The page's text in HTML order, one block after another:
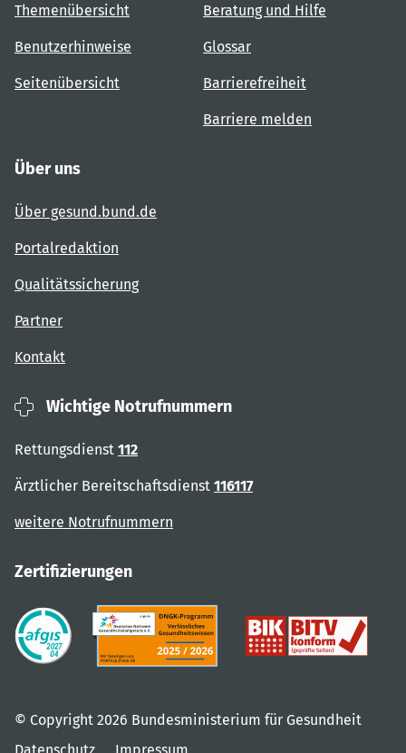
Themenübersicht
Benutzerhinweise
Seitenübersicht
Beratung und Hilfe
Glossar
Barrierefreiheit
Barriere melden
Über uns
Über gesund.bund.de
Portalredaktion
Qualitätssicherung
Partner
Kontakt
Wichtige Notrufnummern
Rettungsdienst 112
Ärztlicher Bereitschaftsdienst 116117
weitere Notrufnummern
Zertifizierungen
© Copyright 2026 Bundesministerium für Gesundheit